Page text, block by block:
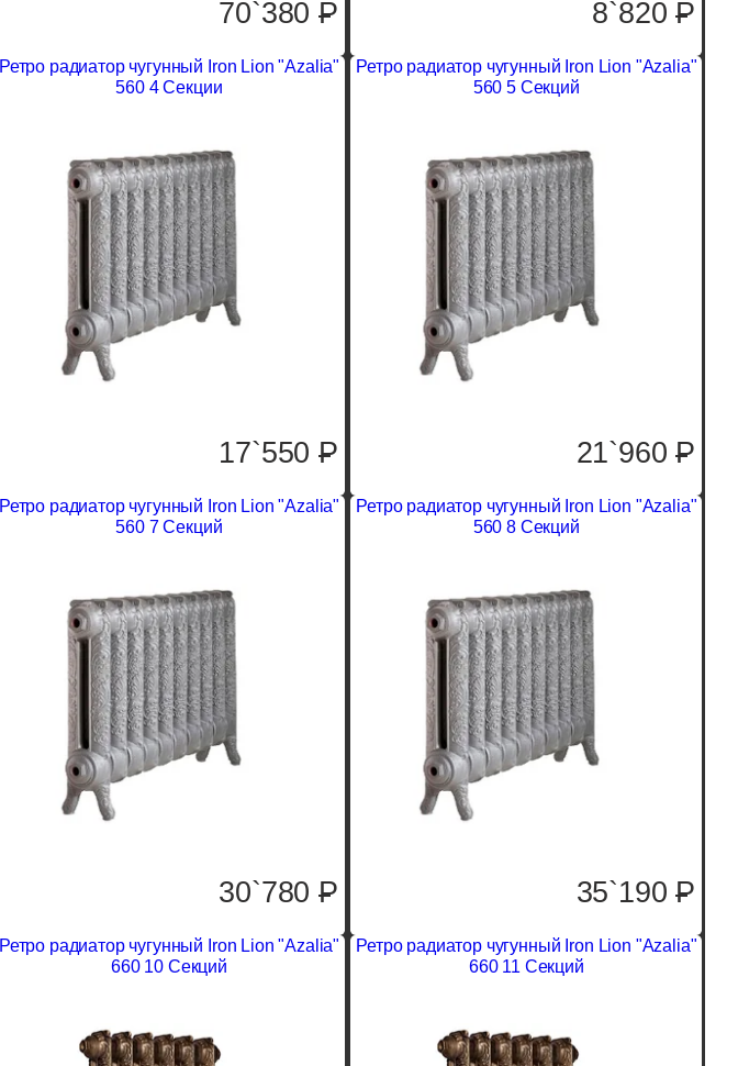
70`380P 8`820P
Ретро радиатор чугунный Iron Lion "Azalia"
560 4 Секции
17`550P
Ретро радиатор чугунный Iron Lion "Azalia"
560 5 Секций
21`960P
Ретро радиатор чугунный Iron Lion "Azalia"
560 7 Секций
30`780P
Ретро радиатор чугунный Iron Lion "Azalia"
560 8 Секций
35`190P
Ретро радиатор чугунный Iron Lion "Azalia"
660 10 Секций
Ретро радиатор чугунный Iron Lion "Azalia"
660 11 Секций